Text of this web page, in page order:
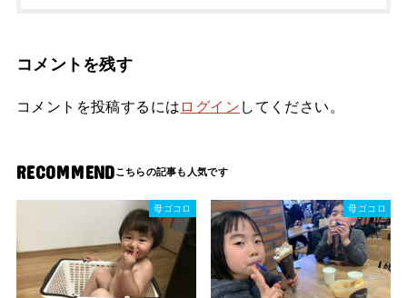
コメントを残す
コメントを投稿するには ログイン してください。
RECOMMEND
母ゴコロ 母ゴコロ